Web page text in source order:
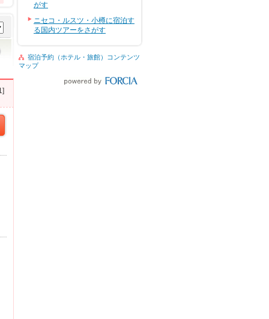
がす
ニセコ・ルスツ・小樽に宿泊す
る国内ツアーをさがす
宿泊予約（ホテル・旅館）コンテンツ
マップ